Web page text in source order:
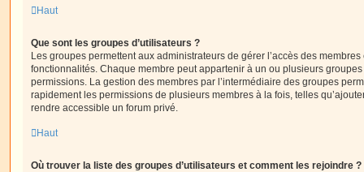
Haut
Que sont les groupes d’utilisateurs ?
Les groupes permettent aux administrateurs de gérer l’accès des
fonctionnalités. Chaque membre peut appartenir à un ou plusieurs
permissions. La gestion des membres par l’intermédiaire des groupes
rapidement les permissions de plusieurs membres à la fois, telles
rendre accessible un forum privé.
Haut
Où trouver la liste des groupes d’utilisateurs et comment les rejoindre ?